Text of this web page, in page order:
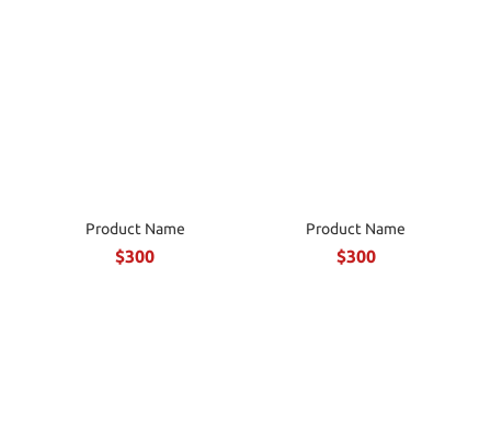
Product Name
$300
Product Name
$300